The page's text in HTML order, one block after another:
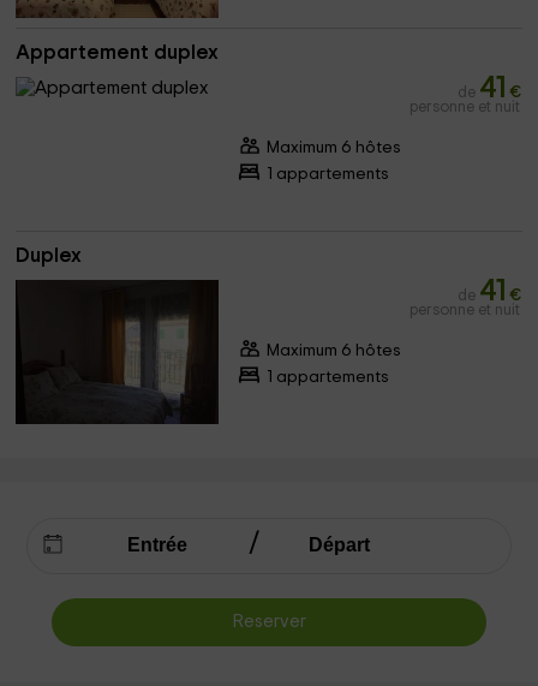
Appartement duplex
de 41 €
personne et nuit
Maximum 6 hôtes
1 appartements
Duplex
de 41 €
personne et nuit
Maximum 6 hôtes
1 appartements
Reserver